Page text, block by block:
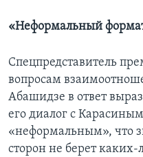
«Неформальный
Спецпредставитель
вопросам
Абашидзе в ответ
его диалог с
«неформальным», что
сторон не берет каких-